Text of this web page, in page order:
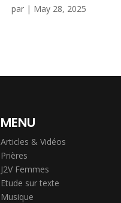
par | May 28, 2025
MENU
Articles & Vidéos
Prières
J2V Femmes
Etude sur texte
Musique